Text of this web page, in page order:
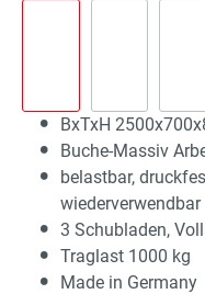
BxTxH
Buche-Massiv
belastbar,
wiederverwendbar
3 Schubladen,
Traglast 1000 kg
Made in Germany